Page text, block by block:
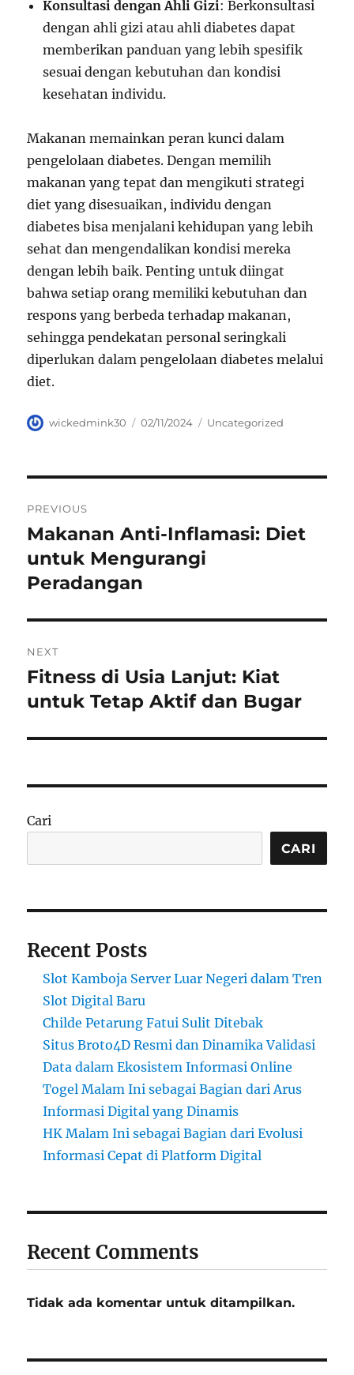
Konsultasi dengan Ahli Gizi: Berkonsultasi
dengan ahli gizi atau ahli diabetes dapat
memberikan panduan yang lebih spesifik
sesuai dengan kebutuhan dan kondisi
kesehatan individu.
Makanan memainkan peran kunci dalam
pengelolaan diabetes. Dengan memilih
makanan yang tepat dan mengikuti strategi
diet yang disesuaikan, individu dengan
diabetes bisa menjalani kehidupan yang lebih
sehat dan mengendalikan kondisi mereka
dengan lebih baik. Penting untuk diingat
bahwa setiap orang memiliki kebutuhan dan
respons yang berbeda terhadap makanan,
sehingga pendekatan personal seringkali
diperlukan dalam pengelolaan diabetes melalui
diet.
Author
wickedmink30
Posted
02/11/2024 Categories
Uncategorized
pos
PREVIOUS
Previous
post:
Makanan Anti-Inflamasi: Diet
untuk Mengurangi
Peradangan
NEXT
Next
post:
Fitness di Usia Lanjut: Kiat
untuk Tetap Aktif dan Bugar
Cari
CARI
Recent Posts
Slot Kamboja Server Luar Negeri dalam Tren
Slot Digital Baru
Childe Petarung Fatui Sulit Ditebak
Situs Broto4D Resmi dan Dinamika Validasi
Data dalam Ekosistem Informasi Online
Togel Malam Ini sebagai Bagian dari Arus
Informasi Digital yang Dinamis
HK Malam Ini sebagai Bagian dari Evolusi
Informasi Cepat di Platform Digital
Recent Comments
Tidak ada komentar untuk ditampilkan.